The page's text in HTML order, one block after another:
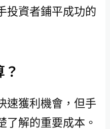
投資者鋪平成功的
速獲利機會，但手
了解的重要成本。